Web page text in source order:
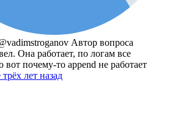
Автор вопроса
Она работает, по логам все
вот почему-то append не работает
трёх лет назад